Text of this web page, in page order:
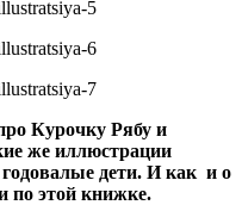
Курочку Рябу и
же иллюстрации
дети. И как и о
по этой книжке.